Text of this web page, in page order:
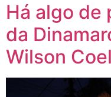
Há algo de
da
Wilson